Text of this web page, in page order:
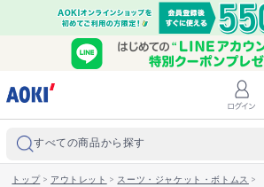
すべての商品から探す
トップ> アウトレット > スーツ・ジャケット・ボトムス >